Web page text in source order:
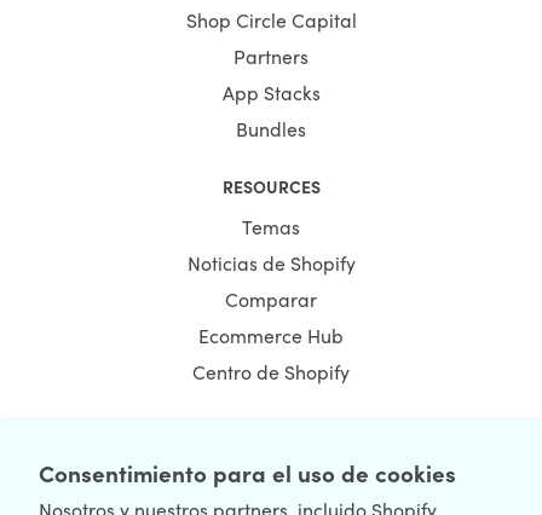
Consentimiento para el uso de cookies
Nosotros y nuestros partners, incluido Shopify,
Shop Circle Capital
Partners
App Stacks
Bundles
RESOURCES
Temas
Noticias de Shopify
Comparar
Ecommerce Hub
Centro de Shopify
NEWSLETTER